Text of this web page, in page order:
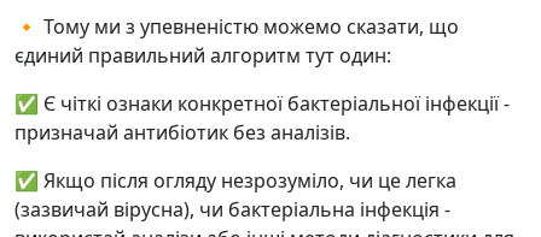
🔸 Тому ми з упевненістю можемо сказати, що
єдиний правильний алгоритм тут один:
✅ Є чіткі ознаки конкретної бактеріальної інфекції -
призначай антибіотик без аналізів.
✅ Якщо після огляду незрозуміло, чи це легка
(зазвичай вірусна), чи бактеріальна інфекція -